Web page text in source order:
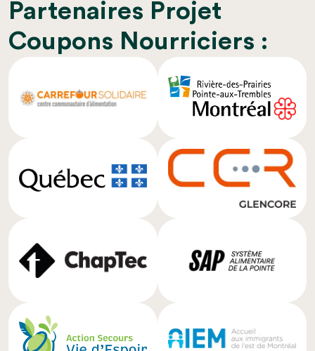
Partenaires Projet
Coupons Nourriciers :